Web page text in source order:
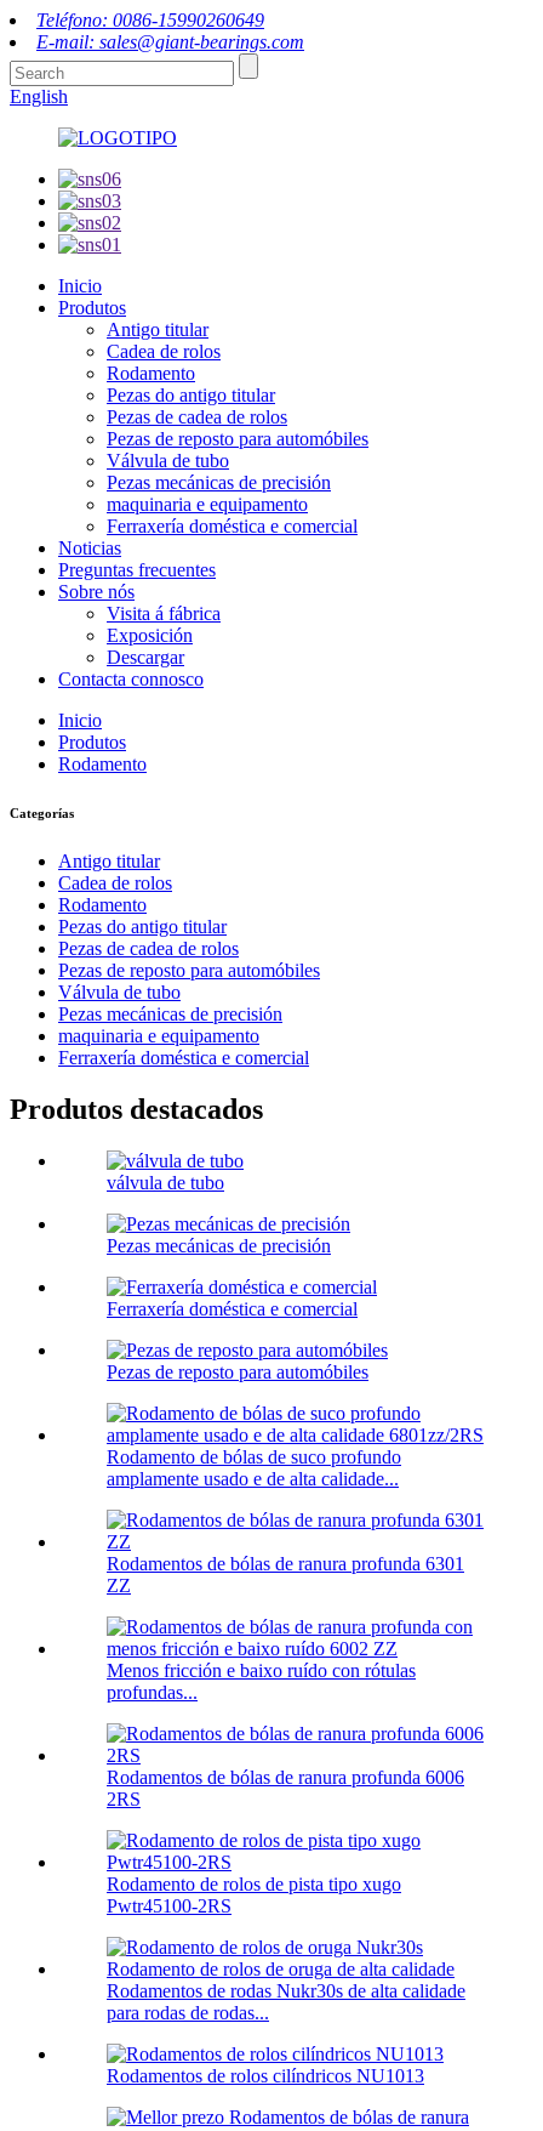
Teléfono: 0086-15990260649
E-mail: sales@giant-bearings.com
English
Inicio
Produtos
Antigo titular
Cadea de rolos
Rodamento
Pezas do antigo titular
Pezas de cadea de rolos
Pezas de reposto para automóbiles
Válvula de tubo
Pezas mecánicas de precisión
maquinaria e equipamento
Ferraxería doméstica e comercial
Noticias
Preguntas frecuentes
Sobre nós
Visita á fábrica
Exposición
Descargar
Contacta connosco
Inicio
Produtos
Rodamento
Categorías
Antigo titular
Cadea de rolos
Rodamento
Pezas do antigo titular
Pezas de cadea de rolos
Pezas de reposto para automóbiles
Válvula de tubo
Pezas mecánicas de precisión
maquinaria e equipamento
Ferraxería doméstica e comercial
Produtos destacados
válvula de tubo
Pezas mecánicas de precisión
Ferraxería doméstica e comercial
Pezas de reposto para automóbiles
Rodamento de bólas de suco profundo
amplamente usado e de alta calidade...
Rodamentos de bólas de ranura profunda 6301
ZZ
Menos fricción e baixo ruído con rótulas
profundas...
Rodamentos de bólas de ranura profunda 6006
2RS
Rodamento de rolos de pista tipo xugo
Pwtr45100-2RS
Rodamentos de rodas Nukr30s de alta calidade
para rodas de rodas...
Rodamentos de rolos cilíndricos NU1013